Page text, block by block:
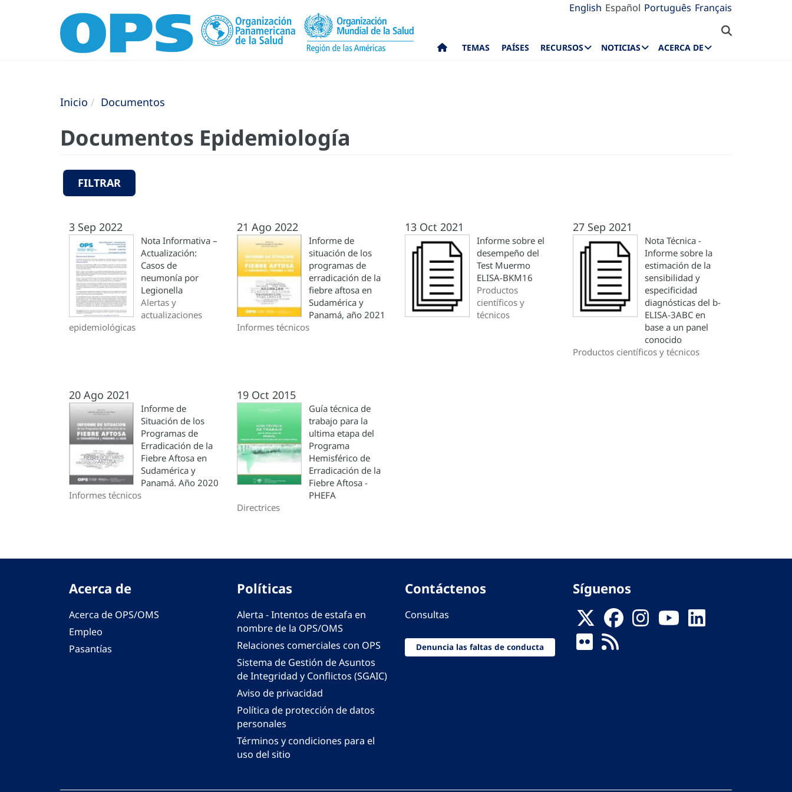
English Español Português Français
TEMAS PAÍSES RECURSOS NOTICIAS ACERCA DE
Inicio Documentos
Documentos Epidemiología
FILTRAR
3 Sep 2022
Nota Informativa –
Actualización:
Casos de
neumonía por
Legionella
Alertas y
actualizaciones
epidemiológicas
21 Ago 2022
Informe de
situación de los
programas de
erradicación de la
fiebre aftosa en
Sudamérica y
Panamá, año 2021
Informes técnicos
13 Oct 2021
Informe sobre el
desempeño del
Test Muermo
ELISA-BKM16
Productos
científicos y
técnicos
27 Sep 2021
Nota Técnica -
Informe sobre la
estimación de la
sensibilidad y
especificidad
diagnósticas del b-
ELISA-3ABC en
base a un panel
conocido
Productos científicos y técnicos
20 Ago 2021
Informe de
Situación de los
Programas de
Erradicación de la
Fiebre Aftosa en
Sudamérica y
Panamá. Año 2020
Informes técnicos
19 Oct 2015
Guía técnica de
trabajo para la
ultima etapa del
Programa
Hemisférico de
Erradicación de la
Fiebre Aftosa -
PHEFA
Directrices
Acerca de
Acerca de OPS/OMS
Empleo
Pasantías
Políticas
Alerta - Intentos de estafa en
nombre de la OPS/OMS
Relaciones comerciales con OPS
Sistema de Gestión de Asuntos
de Integridad y Conflictos (SGAIC)
Aviso de privacidad
Política de protección de datos
personales
Términos y condiciones para el
uso del sitio
Contáctenos
Consultas
Denuncia las faltas de conducta
Síguenos